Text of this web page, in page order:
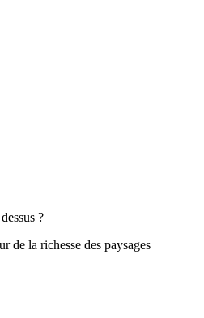
?
de la richesse des paysages